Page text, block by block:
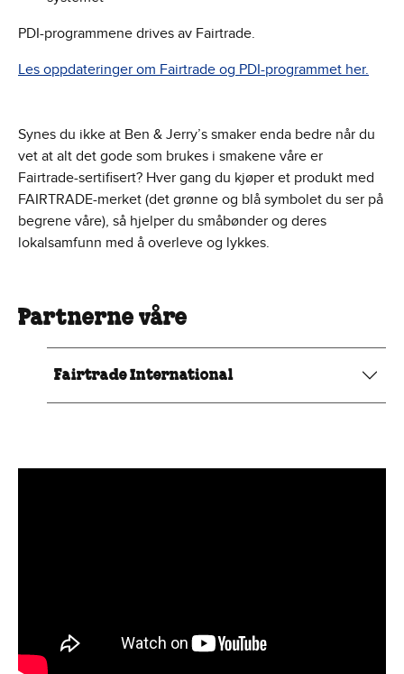
PDI-programmene drives av Fairtrade.
Les oppdateringer om Fairtrade og PDI-programmet her.
Synes du ikke at Ben & Jerry’s smaker enda bedre når du
vet at alt det gode som brukes i smakene våre er
Fairtrade-sertifisert? Hver gang du kjøper et produkt med
FAIRTRADE-merket (det grønne og blå symbolet du ser på
begrene våre), så hjelper du småbønder og deres
lokalsamfunn med å overleve og lykkes.
Partnerne våre
Fairtrade International